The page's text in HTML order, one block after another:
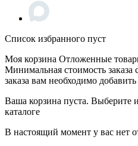
Список избранного пуст
Моя корзина Отложенные
Минимальная стоимость заказа
заказа вам необходимо
Ваша корзина пуста. Выберите
каталоге
В настоящий момент у вас нет